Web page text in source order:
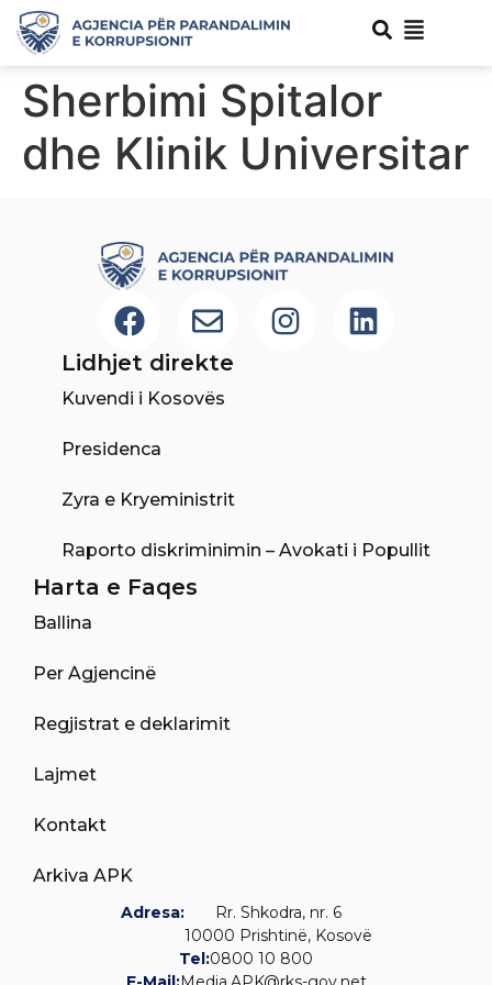
Sherbimi Spitalor
dhe Klinik Universitar
Lidhjet direkte
Kuvendi i Kosovës
Presidenca
Zyra e Kryeministrit
Raporto diskriminimin – Avokati i Popullit
Harta e Faqes
Ballina
Per Agjencinë
Regjistrat e deklarimit
Lajmet
Kontakt
Arkiva APK
Adresa:
Rr. Shkodra, nr. 6
10000 Prishtinë, Kosovë
Tel:0800 10 800